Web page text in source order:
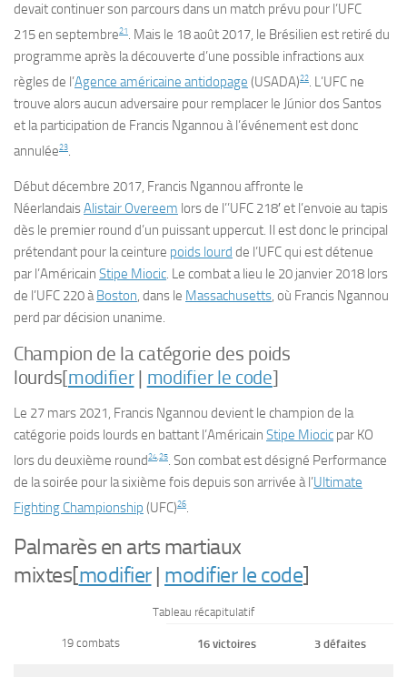
devait continuer son parcours dans un match prévu pour l’UFC
215en septembre21. Mais le 18 août 2017, le Brésilien est retiré du
programme après la découverte d’une possible infractions aux
règles de l’Agence américaine antidopage (USADA)22. L’UFC ne
trouve alors aucun adversaire pour remplacer le Júnior dos Santos
et la participation de Francis Ngannou à l’événement est donc
annulée23.
Débutdécembre 2017, Francis Ngannou affronte le
NéerlandaisAlistair Overeem lors de l’’UFC 218′et l’envoie au tapis
dès le premier round d’un puissant uppercut. Il est donc le principal
prétendant pour la ceinture poids lourd de l’UFC qui est détenue
par l’Américain Stipe Miocic. Le combat a lieu le 20 janvier 2018 lors
de l’UFC 220àBoston, dans le Massachusetts, où Francis Ngannou
perd par décision unanime.
Champion de la catégorie des poids
lourds[modifier| modifier le code]
Le 27 mars 2021, Francis Ngannou devient le champion de la
catégorie poids lourds en battant l’Américain Stipe Miocic par KO
lors du deuxième round2425. Son combat est désigné Performance
de la soirée pour la sixième fois depuis son arrivée à l’Ultimate
Fighting Championship (UFC)26.
Palmarès en arts martiaux
mixtes[modifier| modifier le code]
Tableau récapitulatif
19 combats 16 victoires 3 défaites